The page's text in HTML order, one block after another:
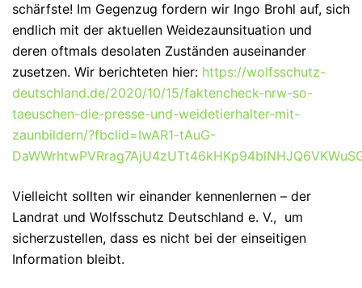
schärfste! Im Gegenzug fordern wir Ingo Brohl auf, sich
endlich mit der aktuellen Weidezaunsituation und
deren oftmals desolaten Zuständen auseinander
zusetzen. Wir berichteten hier: https://wolfsschutz-
deutschland.de/2020/10/15/faktencheck-nrw-so-
taeuschen-die-presse-und-weidetierhalter-mit-
zaunbildern/?fbclid=IwAR1-tAuG-
Vielleicht sollten wir einander kennenlernen – der
Landrat und Wolfsschutz Deutschland e. V., um
sicherzustellen, dass es nicht bei der einseitigen
Information bleibt.